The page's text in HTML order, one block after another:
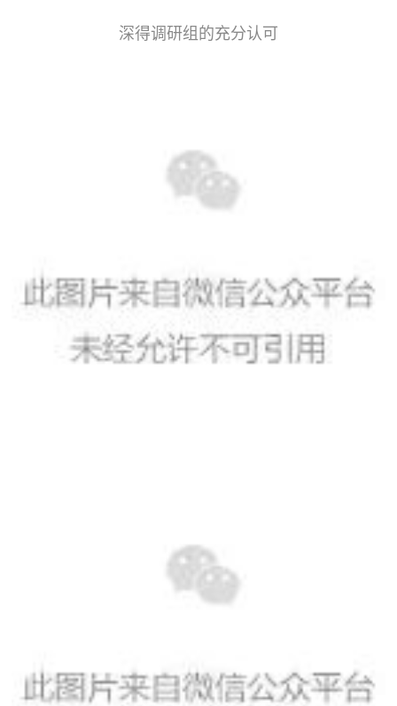
深得调研组的充分认可